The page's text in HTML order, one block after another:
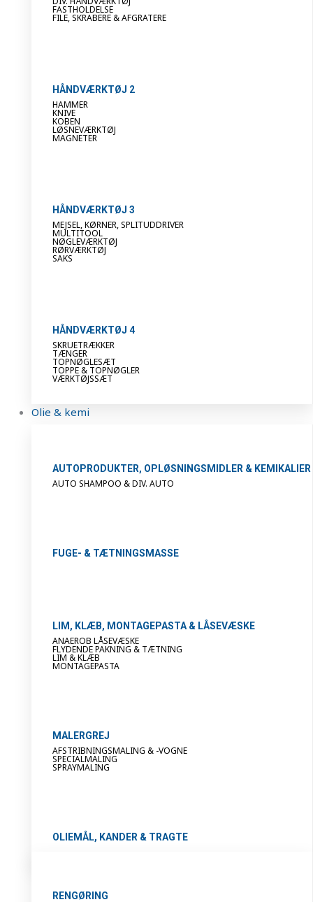
FASTHOLDELSE
FILE, SKRABERE & AFGRATERE
HÅNDVÆRKTØJ 2
HAMMER
KNIVE
KOBEN
LØSNEVÆRKTØJ
MAGNETER
HÅNDVÆRKTØJ 3
MEJSEL, KØRNER, SPLITUDDRIVER
MULTITOOL
NØGLEVÆRKTØJ
RØRVÆRKTØJ
SAKS
HÅNDVÆRKTØJ 4
SKRUETRÆKKER
TÆNGER
TOPNØGLESÆT
TOPPE & TOPNØGLER
VÆRKTØJSSÆT
Olie & kemi
AUTOPRODUKTER, OPLØSNINGSMIDLER & KEMIKALIER
AUTO SHAMPOO & DIV. AUTO
FUGE- & TÆTNINGSMASSE
LIM, KLÆB, MONTAGEPASTA & LÅSEVÆSKE
ANAEROB LÅSEVÆSKE
FLYDENDE PAKNING & TÆTNING
LIM & KLÆB
MONTAGEPASTA
MALERGREJ
AFSTRIBNINGSMALING & -VOGNE
SPECIALMALING
SPRAYMALING
OLIEMÅL, KANDER & TRAGTE
RENGØRING